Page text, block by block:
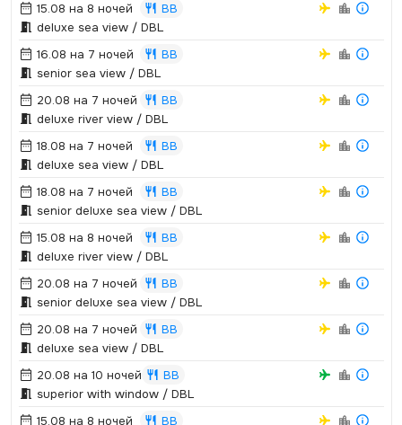
15.08 на 8 ночей
BB
deluxe sea view / DBL
16.08 на 7 ночей
BB
senior sea view / DBL
20.08 на 7 ночей
BB
deluxe river view / DBL
18.08 на 7 ночей
BB
deluxe sea view / DBL
18.08 на 7 ночей
BB
senior deluxe sea view / DBL
15.08 на 8 ночей
BB
deluxe river view / DBL
20.08 на 7 ночей
BB
senior deluxe sea view / DBL
20.08 на 7 ночей
BB
deluxe sea view / DBL
20.08 на 10 ночей
BB
superior with window / DBL
15.08 на 8 ночей
BB